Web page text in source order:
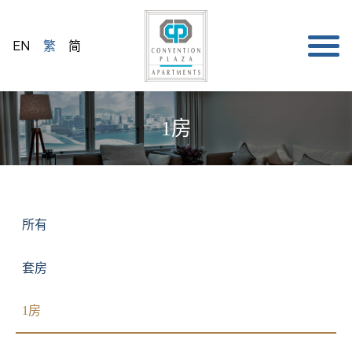
EN 繁 简
1房
所有
套房
1房